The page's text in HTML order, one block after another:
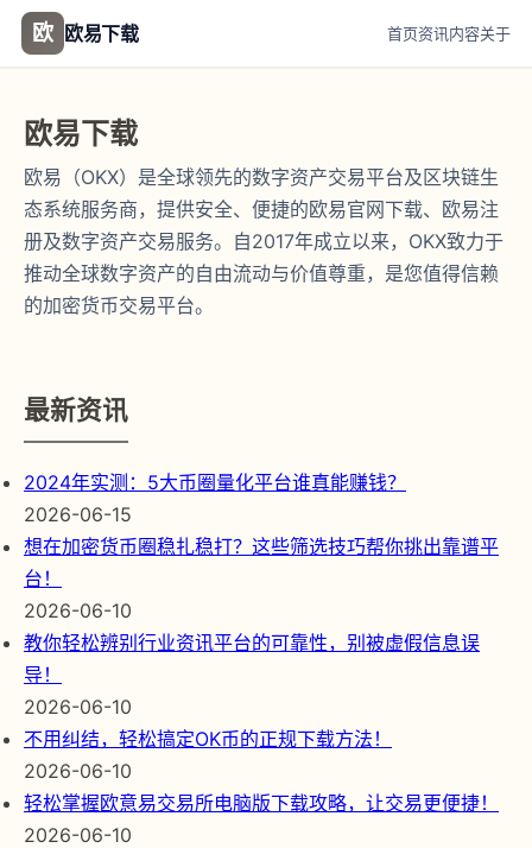
欧 欧易下载 首页资讯内容关于
欧易下载
欧易（OKX）是全球领先的数字资产交易平台及区块链生
态系统服务商，提供安全、便捷的欧易官网下载、欧易注
册及数字资产交易服务。自2017年成立以来，OKX致力于
推动全球数字资产的自由流动与价值尊重，是您值得信赖
的加密货币交易平台。
最新资讯
2024年实测：5大币圈量化平台谁真能赚钱？
2026-06-15
想在加密货币圈稳扎稳打？这些筛选技巧帮你挑出靠谱平
台！
2026-06-10
教你轻松辨别行业资讯平台的可靠性，别被虚假信息误
导！
2026-06-10
不用纠结，轻松搞定OK币的正规下载方法！
2026-06-10
轻松掌握欧意易交易所电脑版下载攻略，让交易更便捷！
2026-06-10